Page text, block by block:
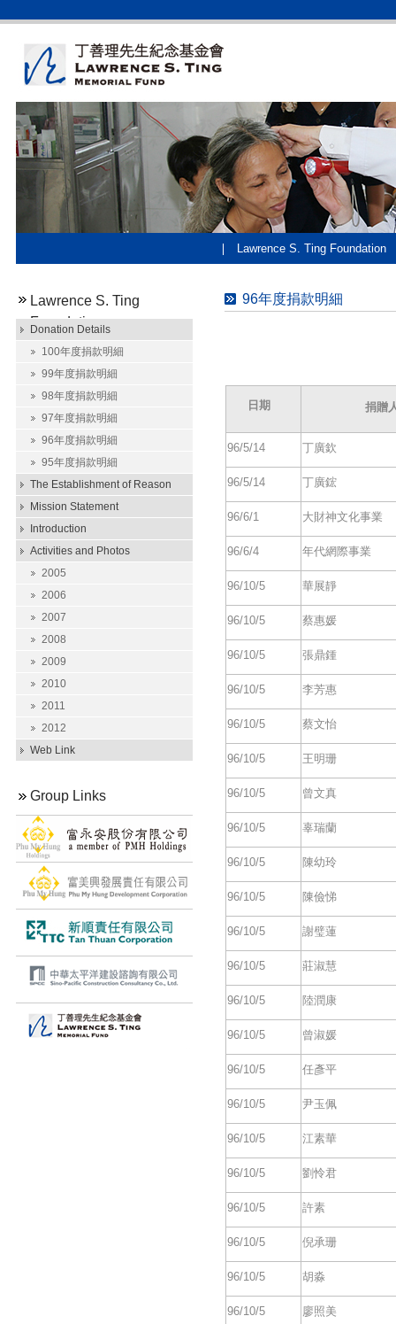
Lawrence S. Ting Foundation
Lawrence S. Ting
Foundation
Donation Details
100年度捐款明細
99年度捐款明細
98年度捐款明細
97年度捐款明細
96年度捐款明細
95年度捐款明細
The Establishment of Reason
Mission Statement
Introduction
Activities and Photos
2005
2006
2007
2008
2009
2010
2011
2012
Web Link
Group Links
96年度捐款明細
日期 捐贈
96/5/14 丁廣欽
96/5/14 丁廣鋐
96/6/1 大財神文化事業
96/6/4 年代網際事業
96/10/5 華展靜
96/10/5 蔡惠媛
96/10/5 張鼎鍾
96/10/5 李芳惠
96/10/5 蔡文怡
96/10/5 王明珊
96/10/5 曾文真
96/10/5 辜瑞蘭
96/10/5 陳幼玲
96/10/5 陳儉悌
96/10/5 謝璧蓮
96/10/5 莊淑慧
96/10/5 陸潤康
96/10/5 曾淑媛
96/10/5 任彥平
96/10/5 尹玉佩
96/10/5 江素華
96/10/5 劉怜君
96/10/5 許素
96/10/5 倪承珊
96/10/5 胡淼
96/10/5 廖照美